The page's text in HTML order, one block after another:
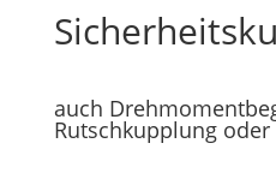
auch
Rutschkupplung